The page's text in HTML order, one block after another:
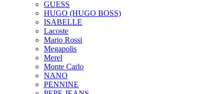
GUESS
HUGO (HUGO BOSS)
ISABELLE
Lacoste
Mario Rossi
Megapolis
Merel
Monte Carlo
NANO
PENNINE